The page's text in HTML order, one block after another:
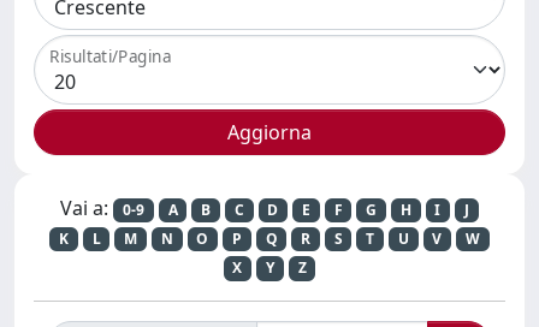
Risultati/Pagina
Vai a: 0-9 A B C D E F G H I
J
K
L M N O P Q R S T U V
W
X
Y Z